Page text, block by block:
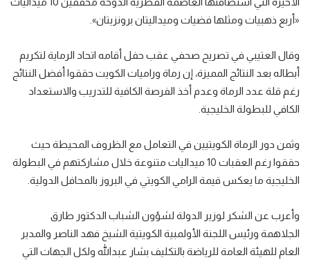
«أربع ذهبيات ومثلها فضيات وميداليتان برونزيتان».
وقال العتيبي في تصريح صحفي عقب حفل أقامه اتحاد الرماية لتكريم
أبطاله بعد النتائج المميزة، إن رماة وراميات الكويت حققوا أفضل النتائج
رغم قلة عدد الرماة وعدم أخذ الفرصة الكافية للتدريب والاستعداد
الكافي للبطولة الخليجية.
وثمن دور الرماة الكويتيين في التعامل مع الظروف المحيطة حيث
حققوا رغم العقبات 10 ميداليات متنوعة خلال مشاركتهم في البطولة
الخليجية ما يعكس قيمة الرامي الكويتي في البروز بالمحافل الدولية.
وأعرب عن الشكر لوزير الدولة لشؤون الشباب الدكتور طارق
الجلاهمة ورئيس اللجنة الأولمبية الكويتية الشيخ فهد الناصر والمدير
العام للهيئة العامة للرياضة بالتكليف بشار عبدالله ولكل الجهات التي